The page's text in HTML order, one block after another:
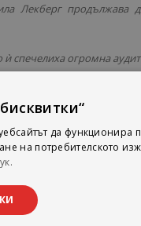
Лекберг продължава
спечелиха огромна
романи в
да функционира
на потребителското